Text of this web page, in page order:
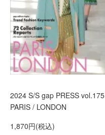
2024 S/S gap PRESS vol.175
PARIS / LONDON
1,870円(税込)